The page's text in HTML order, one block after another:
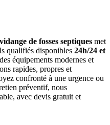
vidange de fosses septiques met
qualifiés disponibles 24h/24 et
équipements modernes et
rapides, propres et
confronté à une urgence ou
préventif, nous
avec devis gratuit et